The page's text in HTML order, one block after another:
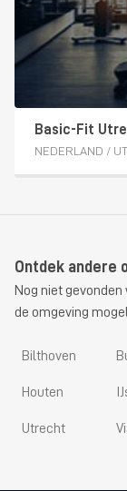
Basic-Fit
NEDERLAND /
Ontdek andere
Nog niet gevonden
de omgeving
Bilthoven
Houten
Utrecht